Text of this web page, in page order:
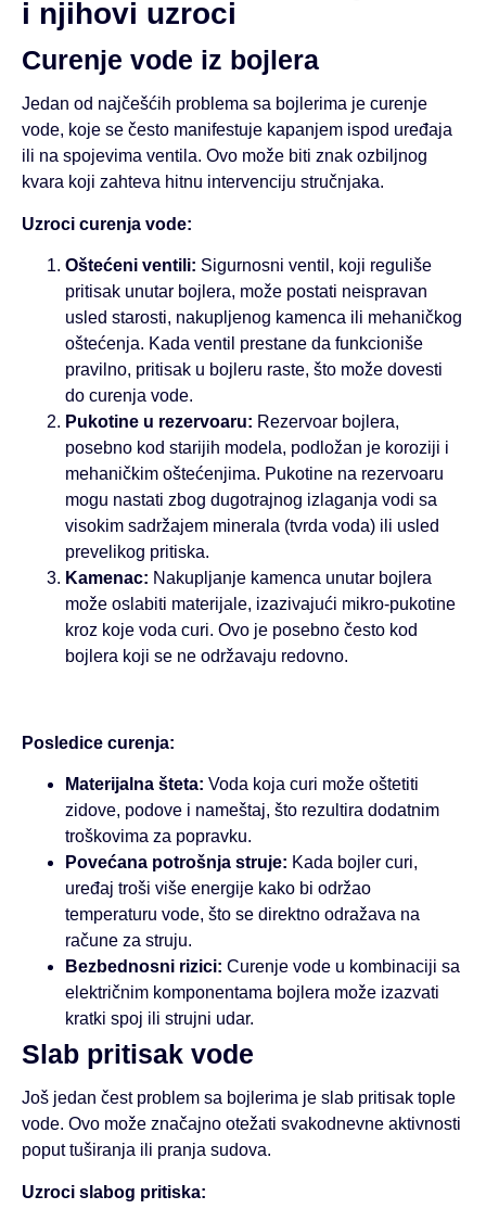
i njihovi uzroci
Curenje vode iz bojlera
Jedan od najčešćih problema sa bojlerima je curenje
vode, koje se često manifestuje kapanjem ispod uređaja
ili na spojevima ventila. Ovo može biti znak ozbiljnog
kvara koji zahteva hitnu intervenciju stručnjaka.
Uzroci curenja vode:
Oštećeni ventili: Sigurnosni ventil, koji reguliše
pritisak unutar bojlera, može postati neispravan
usled starosti, nakupljenog kamenca ili mehaničkog
oštećenja. Kada ventil prestane da funkcioniše
pravilno, pritisak u bojleru raste, što može dovesti
do curenja vode.
Pukotine u rezervoaru: Rezervoar bojlera,
posebno kod starijih modela, podložan je koroziji i
mehaničkim oštećenjima. Pukotine na rezervoaru
mogu nastati zbog dugotrajnog izlaganja vodi sa
visokim sadržajem minerala (tvrda voda) ili usled
prevelikog pritiska.
Kamenac: Nakupljanje kamenca unutar bojlera
može oslabiti materijale, izazivajući mikro-pukotine
kroz koje voda curi. Ovo je posebno često kod
bojlera koji se ne održavaju redovno.
Posledice curenja:
Materijalna šteta: Voda koja curi može oštetiti
zidove, podove i nameštaj, što rezultira dodatnim
troškovima za popravku.
Povećana potrošnja struje: Kada bojler curi,
uređaj troši više energije kako bi održao
temperaturu vode, što se direktno odražava na
račune za struju.
Bezbednosni rizici: Curenje vode u kombinaciji sa
električnim komponentama bojlera može izazvati
kratki spoj ili strujni udar.
Slab pritisak vode
Još jedan čest problem sa bojlerima je slab pritisak tople
vode. Ovo može značajno otežati svakodnevne aktivnosti
poput tuširanja ili pranja sudova.
Uzroci slabog pritiska: